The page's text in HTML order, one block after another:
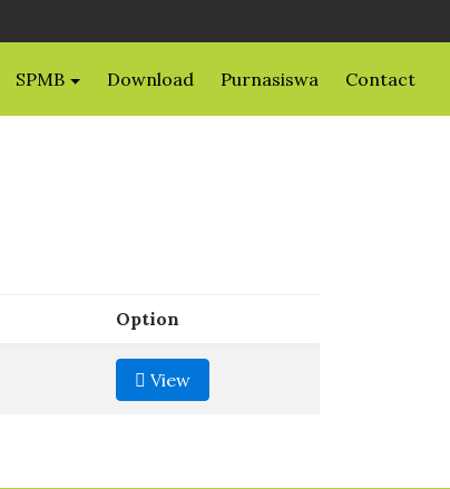
SPMB Download Purnasiswa Contact
Option
View